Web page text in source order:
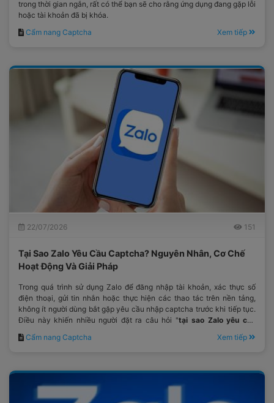
trong thời gian ngắn, rất có thể bạn sẽ cho rằng ứng dụng đang gặp lỗi
hoặc tài khoản đã bị khóa.
Cẩm nang Captcha
Xem tiếp
22/07/2026 151
Tại Sao Zalo Yêu Cầu Captcha? Nguyên Nhân, Cơ Chế
Hoạt Động Và Giải Pháp
Trong quá trình sử dụng Zalo để đăng nhập tài khoản, xác thực số
điện thoại, gửi tin nhắn hoặc thực hiện các thao tác trên nền tảng,
không ít người dùng bắt gặp yêu cầu nhập captcha trước khi tiếp tục.
Điều này khiến nhiều người đặt ra câu hỏi "tại sao Zalo yêu cầu
captcha
Cẩm nang Captcha Xem tiếp